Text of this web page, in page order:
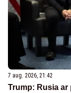
7 aug. 2026, 21:42
Trump: Rusia ar